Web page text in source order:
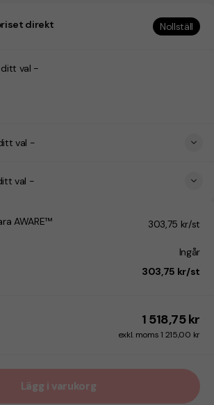
direkt Nollställ
val -
val -
val -
AWARE™
303,75 kr/st
Ingår
303,75 kr/st
1 518,75 kr
exkl. moms 1 215,00 kr
Lägg i varukorg